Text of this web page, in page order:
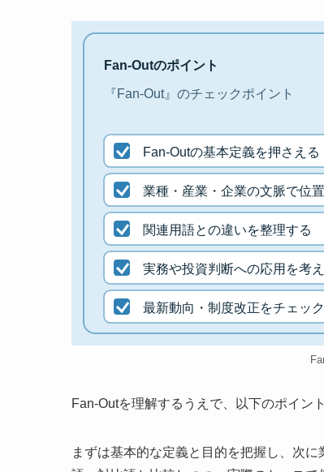
Fan-Outのポイント
『Fan-Out』のチェックポイント
Fan-Outの基本定義を押さえる
業種・産業・企業の文脈で位
関連用語との違いを整理する
実務や投資判断への応用を考
最新動向・制度改正をチェック
Fan-Outを理解するうえで、以下のポイン
まずは基本的な定義と目的を把握し、次